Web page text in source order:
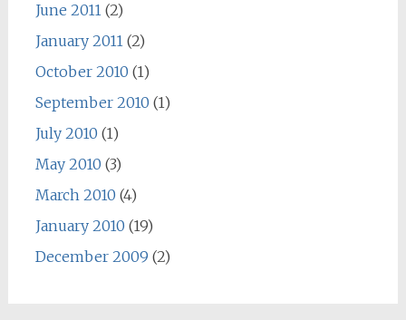
June 2011(2)
January 2011(2)
October 2010 (1)
September 2010 (1)
July 2010 (1)
May 2010 (3)
March 2010 (4)
January 2010 (19)
December 2009 (2)